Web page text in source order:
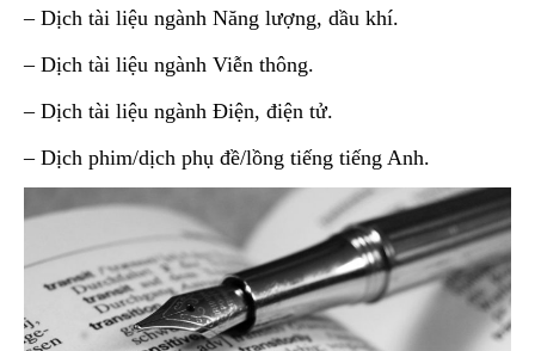
– Dịch tài liệu ngành Năng lượng, dầu khí.
– Dịch tài liệu ngành Viễn thông.
– Dịch tài liệu ngành Điện, điện tử.
– Dịch phim/dịch phụ đề/lồng tiếng tiếng Anh.